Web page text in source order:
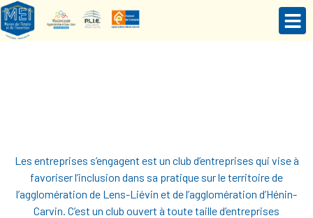
Les entreprises s’engagent est un club d’entreprises qui vise à
favoriser l’inclusion dans sa pratique sur le territoire de
l’agglomération de Lens-Liévin et de l’agglomération d’Hénin-
Carvin. C’est un club ouvert à toute taille d’entreprises